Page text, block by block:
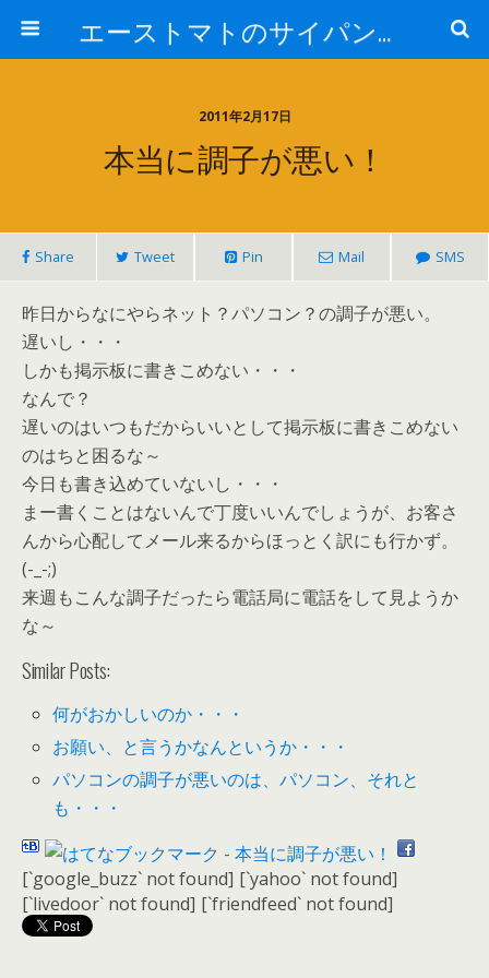
エーストマトのサイパンダイビング日記
2011年2月17日
本当に調子が悪い！
Share Tweet Pin Mail SMS
昨日からなにやらネット？パソコン？の調子が悪い。
遅いし・・・
しかも掲示板に書きこめない・・・
なんで？
遅いのはいつもだからいいとして掲示板に書きこめない
のはちと困るな～
今日も書き込めていないし・・・
まー書くことはないんで丁度いいんでしょうが、お客さ
んから心配してメール来るからほっとく訳にも行かず。
(-_-;)
来週もこんな調子だったら電話局に電話をして見ようか
な～
Similar Posts:
何がおかしいのか・・・
お願い、と言うかなんというか・・・
パソコンの調子が悪いのは、パソコン、それと
も・・・
[`google_buzz` not found] [`yahoo` not found]
[`livedoor` not found] [`friendfeed` not found]